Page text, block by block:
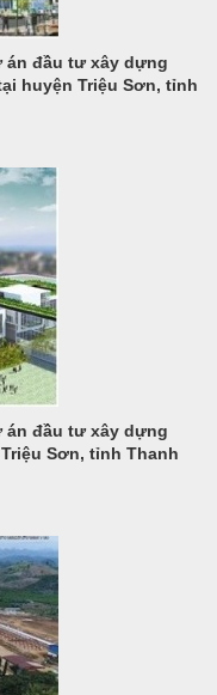
án đầu tư xây dựng
huyện Triệu Sơn, tỉnh
án đầu tư xây dựng
Sơn, tỉnh Thanh